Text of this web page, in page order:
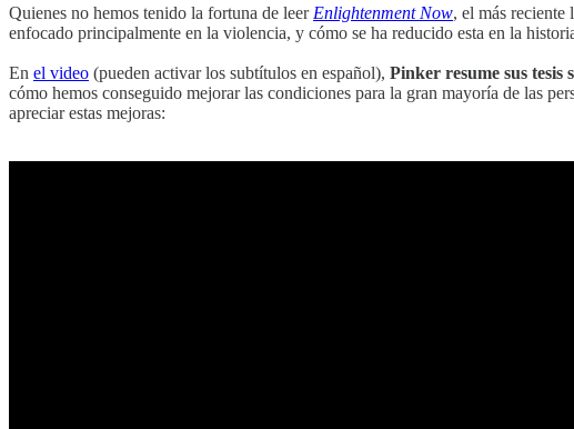
Quienes no hemos tenido la fortuna de leer Enlightenment Now, el más reciente
enfocado principalmente en la violencia, y cómo se ha reducido esta en la
En el video (pueden activar los subtítulos en español), Pinker resume sus tesis
cómo hemos conseguido mejorar las condiciones para la gran mayoría de las
apreciar estas mejoras: